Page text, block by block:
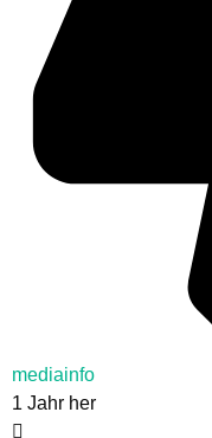
mediainfo
1 Jahr her